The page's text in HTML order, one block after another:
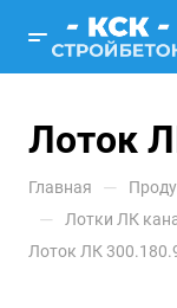
Лоток
Главная —
— Лотки ЛК
Лоток ЛК